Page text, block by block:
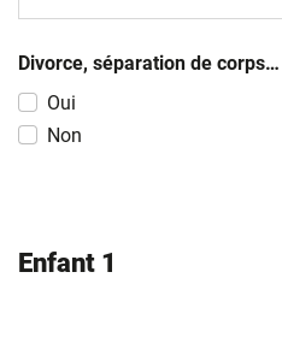
Divorce, séparation de corps…
Oui
Non
Enfant 1